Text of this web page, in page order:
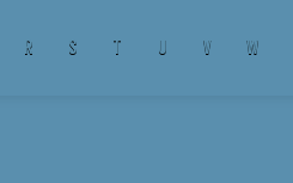
R S T U V W